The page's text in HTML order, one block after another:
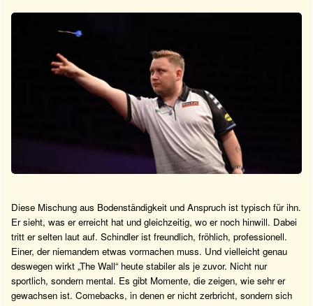
Diese Mischung aus Bodenständigkeit und Anspruch ist typisch für ihn.
Er sieht, was er erreicht hat und gleichzeitig, wo er noch hinwill. Dabei
tritt er selten laut auf. Schindler ist freundlich, fröhlich, professionell.
Einer, der niemandem etwas vormachen muss. Und vielleicht genau
deswegen wirkt „The Wall“ heute stabiler als je zuvor. Nicht nur
sportlich, sondern mental. Es gibt Momente, die zeigen, wie sehr er
gewachsen ist. Comebacks, in denen er nicht zerbricht, sondern sich